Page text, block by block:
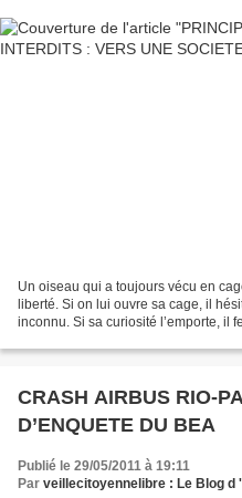
Un oiseau qui a toujours vécu en
liberté. Si on lui ouvre sa cage, il
inconnu. Si sa curiosité l’emporte, il
CRASH AIRBUS RIO-
D’ENQUETE DU BEA
Publié le 29/05/2011 à 19:11
Par veillecitoyennelibre : Le Blog d